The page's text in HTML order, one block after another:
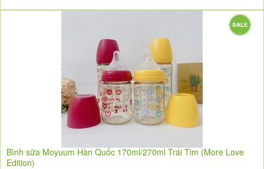
Bình sữa Moyuum Hàn Quốc 170ml/270ml Trái Tim (More Love
Edition)